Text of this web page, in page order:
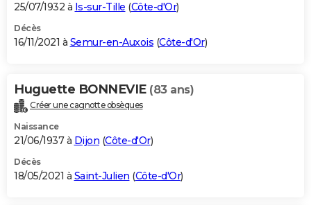
25/07/1932 à Is-sur-Tille (Côte-d'Or)
Décès
16/11/2021 à Semur-en-Auxois (Côte-d'Or)
Huguette BONNEVIE (83 ans)
Créer une cagnotte obsèques
Naissance
21/06/1937 à Dijon (Côte-d'Or)
Décès
18/05/2021 à Saint-Julien (Côte-d'Or)